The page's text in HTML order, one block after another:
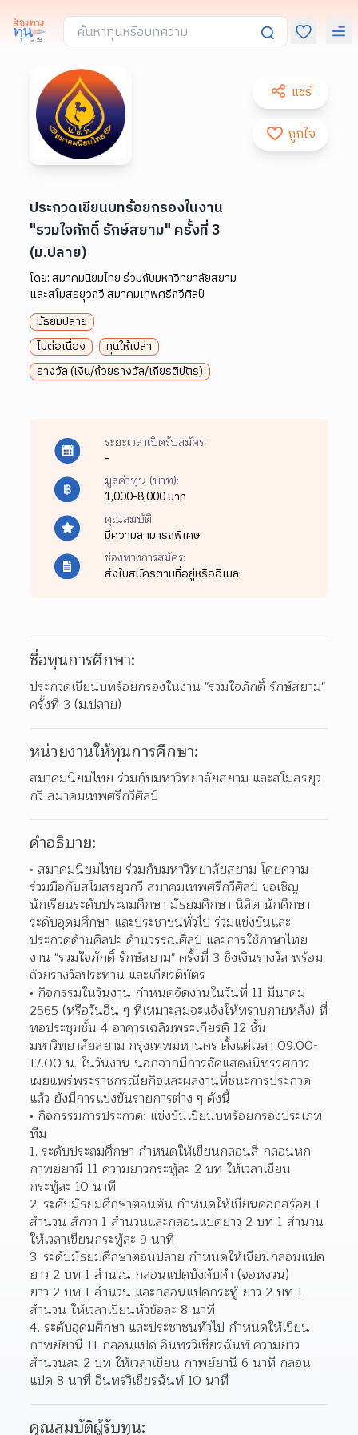
แชร์
ถูกใจ
ประกวดเขียนบทร้อยกรองในงาน
"รวมใจภักดิ์ รักษ์สยาม" ครั้งที่ 3
(ม.ปลาย)
โดย:สมาคมนิยมไทย ร่วมกับมหาวิทยาลัยสยาม
และสโมสรยุวกวี สมาคมเทพศรีกวีศิลป์
มัธยมปลาย
ไม่ต่อเนื่อง
ทุนให้เปล่า
รางวัล (เงิน/ถ้วยรางวัล/เกียรติบัตร)
ระยะเวลาเปิดรับสมัคร:
-
มูลค่าทุน (บาท):
1,000-8,000 บาท
คุณสมบัติ:
มีความสามารถพิเศษ
ช่องทางการสมัคร:
ส่งใบสมัครตามที่อยู่หรืออีเมล
ชื่อทุนการศึกษา:
ประกวดเขียนบทร้อยกรองในงาน "รวมใจภักดิ์ รักษ์สยาม"
ครั้งที่ 3 (ม.ปลาย)
หน่วยงานให้ทุนการศึกษา:
สมาคมนิยมไทย ร่วมกับมหาวิทยาลัยสยาม และสโมสรยุว
กวี สมาคมเทพศรีกวีศิลป์
คำอธิบาย:
สมาคมนิยมไทย ร่วมกับมหาวิทยาลัยสยาม โดยความ
ร่วมมือกับสโมสรยุวกวี สมาคมเทพศรีกวีศิลป์ ขอเชิญ
นักเรียนระดับประถมศึกษา มัธยมศึกษา นิสิต นักศึกษา
ระดับอุดมศึกษา และประชาชนทั่วไป ร่วมแข่งขันและ
ประกวดด้านศิลปะ ด้านวรรณศิลป์ และการใช้ภาษาไทย
งาน "รวมใจภักดิ์ รักษ์สยาม" ครั้งที่ 3 ชิงเงินรางวัล พร้อม
ถ้วยรางวัลประทาน และเกียรติบัตร
กิจกรรมในวันงาน กำหนดจัดงานในวันที่ 11 มีนาคม
2565 (หรือวันอื่น ๆ ที่เหมาะสมจะแจ้งให้ทราบภายหลัง) ที่
หอประชุมชั้น 4 อาคารเฉลิมพระเกียรติ 12 ชั้น
มหาวิทยาลัยสยาม กรุงเทพมหานคร ตั้งแต่เวลา 09.00-
17.00 น. ในวันงาน นอกจากมีการจัดแสดงนิทรรศการ
เผยแพร่พระราชกรณียกิจและผลงานที่ชนะการประกวด
แล้ว ยังมีการแข่งขันรายการต่าง ๆ ดังนี้
กิจกรรมการประกวด: แข่งขันเขียนบทร้อยกรองประเภท
ทีม
ระดับประถมศึกษา กำหนดให้เขียนกลอนสี่ กลอนหก
กาพย์ยานี 11 ความยาวกระทู้ละ 2 บท ให้เวลาเขียน
กระทู้ละ 10 นาที
ระดับมัธยมศึกษาตอนต้น กำหนดให้เขียนดอกสร้อย 1
สำนวน สักวา 1 สำนวนและกลอนแปดยาว 2 บท 1 สำนวน
ให้เวลาเขียนกระทู้ละ 9 นาที
ระดับมัธยมศึกษาตอนปลาย กำหนดให้เขียนกลอนแปด
ยาว 2 บท 1 สำนวน กลอนแปดบังคับคำ (จอหงวน)
ยาว 2 บท 1 สำนวน และกลอนแปดกระทู้ ยาว 2 บท 1
สำนวน ให้เวลาเขียนหัวข้อละ 8 นาที
ระดับอุดมศึกษา และประชาชนทั่วไป กำหนดให้เขียน
กาพย์ยานี 11 กลอนแปด อินทรวิเชียรฉันท์ ความยาว
สำนวนละ 2 บท ให้เวลาเขียน กาพย์ยานี 6 นาที กลอน
แปด 8 นาที อินทรวิเชียรฉันท์ 10 นาที
คุณสมบัติผู้รับทุน: